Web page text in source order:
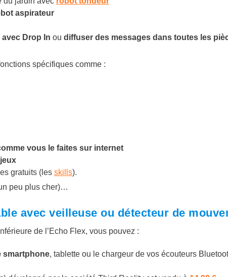
aspirateur
Drop In ou diffuser des messages dans toutes les
spécifiques comme :
vous le faites sur internet
gratuits (les skills).
peu plus cher)…
avec veilleuse ou détecteur de
de l’Echo Flex, vous pouvez :
smartphone, tablette ou le chargeur de vos écouteurs